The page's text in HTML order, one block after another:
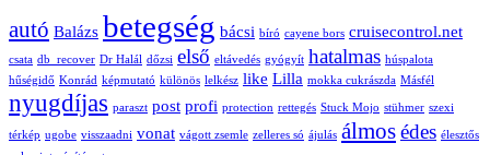
autó Balázs betegség bácsi bíró cayene bors cruisecontrol.net
csata db_recover Dr Halál dőzsi első eltávedés gyógyít hatalmas húspalota
hűségidő Konrád képmutató különös lelkész like Lilla mokka cukrászda Másfél
nyugdíjas paraszt post profi protection rettegés Stuck Mojo stühmer szexi
térkép ugobe visszaadni vonat vágott zsemle zelleres só ájulás álmosédes élesztős